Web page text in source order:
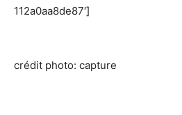
112a0aa8de87′]
crédit photo: capture